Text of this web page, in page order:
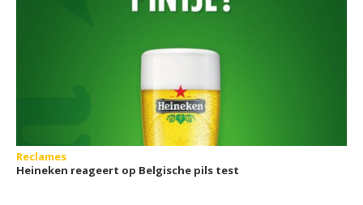
Reclames
Heineken reageert op Belgische pils test